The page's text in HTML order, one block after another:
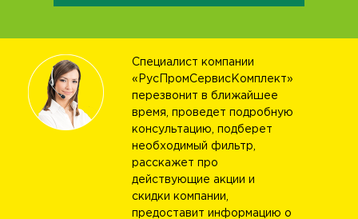
Специалист компании
«РусПромСервисКомплект»
перезвонит в ближайшее
время, проведет подробную
консультацию, подберет
необходимый фильтр,
расскажет про
действующие акции и
скидки компании,
предоставит информацию о